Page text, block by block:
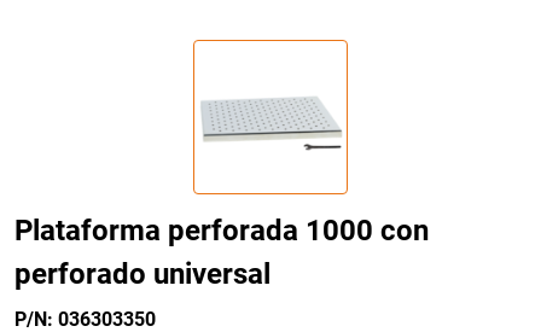
Plataforma perforada 1000 con
perforado universal
P/N: 036303350